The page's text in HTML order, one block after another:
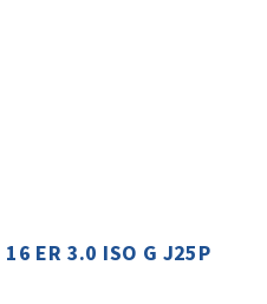
16 ER 3.0 ISO G J25P